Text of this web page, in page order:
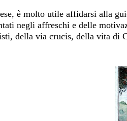
è molto utile affidarsi alla
negli affreschi e delle
della via crucis, della vita